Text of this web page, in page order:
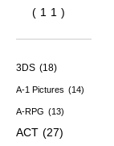
(11)
3DS (18)
A-1 Pictures (14)
A-RPG (13)
ACT (27)